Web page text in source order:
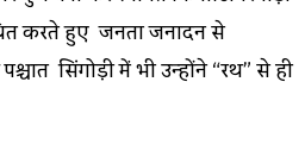
करते हुए जनता जनार्दन से
सिंगोड़ी में भी उन्होंने “रथ” से ही